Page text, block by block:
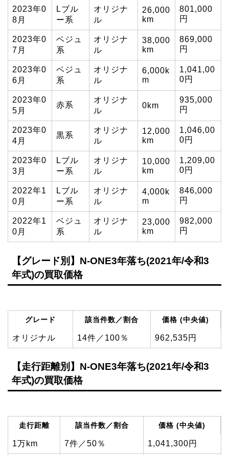
2023年0
8月
Lブル
ー系
オリジナ
ル
26,000
km
801,000
円
2023年0
7月
ベジュ
系
オリジナ
ル
38,000
km
869,000
円
2023年0
6月
ベジュ
系
オリジナ
ル
6,000k
m
1,041,00
0円
2023年0
5月
赤系
オリジナ
ル
0km
935,000
円
2023年0
4月
黒系
オリジナ
ル
12,000
km
1,046,00
0円
2023年0
3月
Lブル
ー系
オリジナ
ル
10,000
km
1,209,00
0円
2022年1
0月
Lブル
ー系
オリジナ
ル
4,000k
m
846,000
円
2022年1
0月
ベジュ
系
オリジナ
ル
23,000
km
982,000
円
【グレード別】N-ONE3年落ち(2021年/令和3
年式)の買取価格
グレード 該当件数／割合 価格 (中央値)
オリジナル 14件／100％ 962,535円
【走行距離別】N-ONE3年落ち(2021年/令和3
年式)の買取価格
走行距離 該当件数／割合 価格 (中央値)
1万km 7件／50％ 1,041,300円